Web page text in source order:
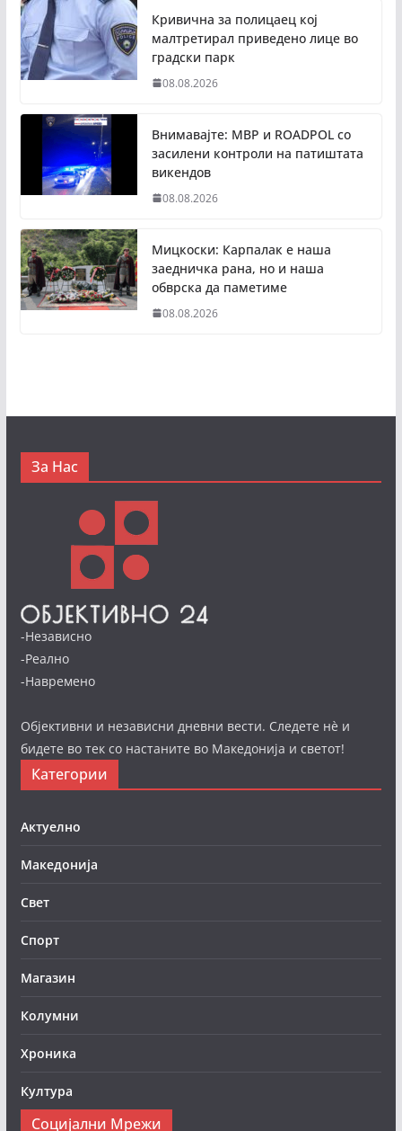
Кривична за полицаец кој
малтретирал приведено лице во
градски парк
08.08.2026
Внимавајте: МВР и ROADPOL со
засилени контроли на патиштата
викендов
08.08.2026
Мицкоски: Карпалак е наша
заедничка рана, но и наша
обврска да паметиме
08.08.2026
За Нас
-Независно
-Реално
-Навремено
Објективни и независни дневни вести. Следете нè и
бидете во тек со настаните во Македонија и светот!
Категории
Актуелно
Македонија
Свет
Спорт
Магазин
Колумни
Хроника
Култура
Социјални Мрежи